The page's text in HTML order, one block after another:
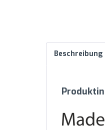
Beschreibung